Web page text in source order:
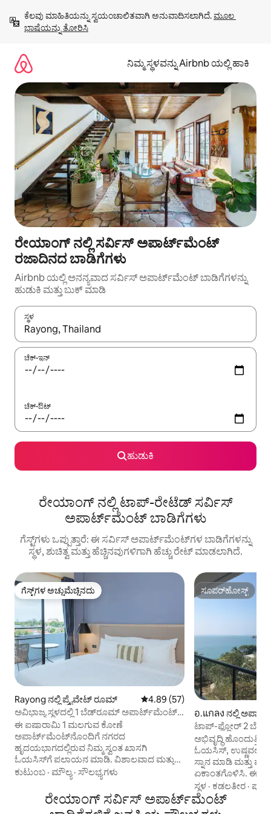
ಹೋಗಿ
ಕೆಲವು ಮಾಹಿತಿಯನ್ನು ಸ್ವಯಂಚಾಲಿತವಾಗಿ ಅನುವಾದಿಸಲಾಗಿದೆ. ಮೂಲ
ಭಾಷೆಯನ್ನು ತೋರಿಸಿ
ನಿಮ್ಮ ಸ್ಥಳವನ್ನು Airbnb ಯಲ್ಲಿ ಹಾಕಿ
ರೇಯಾಂಗ್ ನಲ್ಲಿ ಸರ್ವಿಸ್ ಅಪಾರ್ಟ್‌ಮೆಂಟ್
ರಜಾದಿನದ ಬಾಡಿಗೆಗಳು
Airbnb ಯಲ್ಲಿ ಅನನ್ಯವಾದ ಸರ್ವಿಸ್ ಅಪಾರ್ಟ್‌ಮೆಂಟ್ ಬಾಡಿಗೆಗಳನ್ನು
ಹುಡುಕಿ ಮತ್ತು ಬುಕ್ ಮಾಡಿ
ಸ್ಥಳ
ಫಲಿತಾಂಶಗಳು ಲಭ್ಯವಿರುವಾಗ, ಅಪ್ ಮತ್ತು ಡೌನ್ ಬಾಣದ ಕೀಲಿಗಳೊಂದಿಗೆ
ಚೆಕ್-ಇನ್
ಚೆಕ್-ಔಟ್
ಹುಡುಕಿ
ರೇಯಾಂಗ್ ನಲ್ಲಿ ಟಾಪ್-ರೇಟೆಡ್ ಸರ್ವಿಸ್
ಅಪಾರ್ಟ್‌ಮೆಂಟ್ ಬಾಡಿಗೆಗಳು
ಗೆಸ್ಟ್‌ಗಳು ಒಪ್ಪುತ್ತಾರೆ: ಈ ಸರ್ವಿಸ್ ಅಪಾರ್ಟ್‌ಮೆಂಟ್‌ಗಳ ಬಾಡಿಗೆಗಳನ್ನು
ಸ್ಥಳ, ಶುಚಿತ್ವ ಮತ್ತು ಹೆಚ್ಚಿನವುಗಳಿಗಾಗಿ ಹೆಚ್ಚು ರೇಟ್ ಮಾಡಲಾಗಿದೆ.
ಗೆಸ್ಟ್‌ಗಳ ಅಚ್ಚುಮೆಚ್ಚಿನದು
ಗೆಸ್ಟ್‌ಗಳ ಅಚ್ಚುಮೆಚ್ಚಿನದು
Rayong ನಲ್ಲಿ ಪ್ರೈವೇಟ್ ರೂಮ್ 5 ರಲ್ಲಿ 4.89 ಸರಾಸರಿ ರೇಟಿಂಗ್, 57
4.89 (57)
ಅವಿಭಾಜ್ಯ ಸ್ಥಳದಲ್ಲಿ 1 ಬೆಡ್‌ರೂಮ್ ಅಪಾರ್ಟ್‌ಮೆಂಟ್
ಅನ್ನು ವಿಶ್ರಾಂತಿ ಪಡೆಯುವುದು
ಈ ಐಷಾರಾಮಿ 1 ಮಲಗುವ ಕೋಣೆ
ಅಪಾರ್ಟ್‌ಮೆಂಟ್‌ನೊಂದಿಗೆ ನಗರದ
ಹೃದಯಭಾಗದಲ್ಲಿರುವ ನಿಮ್ಮ ಸ್ವಂತ ಖಾಸಗಿ
ಓಯಸಿಸ್‌ಗೆ ಪಲಾಯನ ಮಾಡಿ. ವಿಶಾಲವಾದ ಮತ್ತು
ಆಹ್ವಾನಿಸುವ ವಾಸಿಸುವ ಪ್ರದೇಶಕ್ಕೆ ಪ್ರವೇಶಿಸಿ,
ಹಿತವಾದ ವರ್ಣಗಳು ಮತ್ತು ತೆರೆದ ಲೇಔಟ್
ಅಡುಗೆಮನೆಯೊಂದಿಗೆ ಪ್ಲಶ್ ಪೀಠೋಪಕರಣಗಳಿಂದ
ಅಲಂಕರಿಸಲಾಗಿದೆ. ಪ್ರಶಾಂತವಾದ ಬೆಡ್‌ರೂಮ್
ಕುಟುಂಬ · ಮೌಲ್ಯ· ಸೌಲಭ್ಯಗಳು
ಸೂಪರ್‌ಹೋಸ್ಟ್
ಸೂಪರ್‌ಹೋಸ್ಟ್
อ.แกลง ನಲ್ಲಿ
ಟಾಪ್-ಫ್ಲೋರ್ 2 ಬೆಡ್‌ರೂಮ್ (ಎಸ್ಕೇಪ್
ಸೀವ್ಯೂ
ಅಭಿವೃದ್ಧಿ
ಓಯಸಿಸ್,
ಸ್ನಾನ ಮಾಡಿ ಮತ್ತು
ಏಕಾಂತಗೊಳಿಸಿ. ಈ
ಬೀಚ್ ಮುಂಭಾಗದ
ಮಹಡಿಯಲ್ಲಿ ಇದೆ, ಅಲ್ಲಿ ನೀವು ವಿಶಾಲವಾದ
ಮೂಲೆಯ ಟೆರೇಸ್‌ನಲ್ಲಿ
ಸ್ಥಳ · ಕಡಲತೀರ ·
ರೇಯಾಂಗ್ ಸರ್ವಿಸ್ ಅಪಾರ್ಟ್‌ಮೆಂಟ್